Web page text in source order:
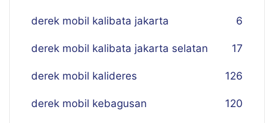
derek mobil kalibata jakarta 6
derek mobil kalibata jakarta selatan 17
derek mobil kalideres 126
derek mobil kebagusan 120